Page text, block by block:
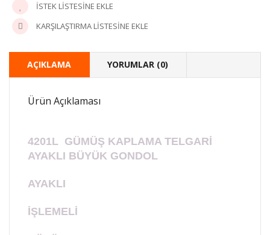
İSTEK LISTESINE EKLE
KARŞILAŞTIRMA LISTESINE EKLE
AÇIKLAMA YORUMLAR (0)
Ürün Açıklaması
4201L GÜMÜŞ KAPLAMA TELGARİ
AYAKLI BÜYÜK GONDOL
AYAKLI
İŞLEMELİ